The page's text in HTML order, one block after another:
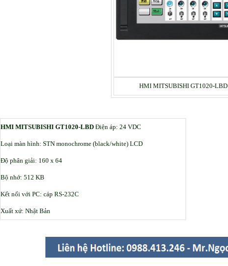
HMI MITSUBISHI GT1020-LBD
HMI MITSUBISHI GT1020-LBD Điện áp: 24 VDC
Loại màn hình: STN monochrome (black/white) LCD
Độ phân giải: 160 x 64
Bộ nhớ: 512 KB
Kết nối với PC: cáp RS-232C
Xuất xứ: Nhật Bản